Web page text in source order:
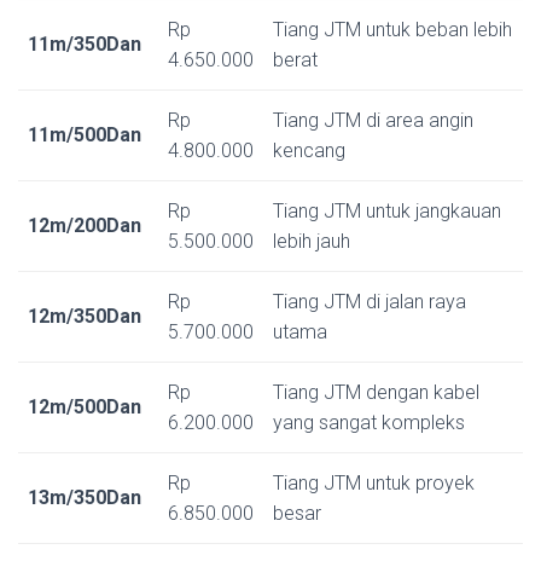
11m/350Dan
Rp
4.650.000
Tiang JTM untuk beban lebih
berat
11m/500Dan
Rp
4.800.000
Tiang JTM di area angin
kencang
12m/200Dan
Rp
5.500.000
Tiang JTM untuk jangkauan
lebih jauh
12m/350Dan
Rp
5.700.000
Tiang JTM di jalan raya
utama
12m/500Dan
Rp
6.200.000
Tiang JTM dengan kabel
yang sangat kompleks
13m/350Dan
Rp
6.850.000
Tiang JTM untuk proyek
besar